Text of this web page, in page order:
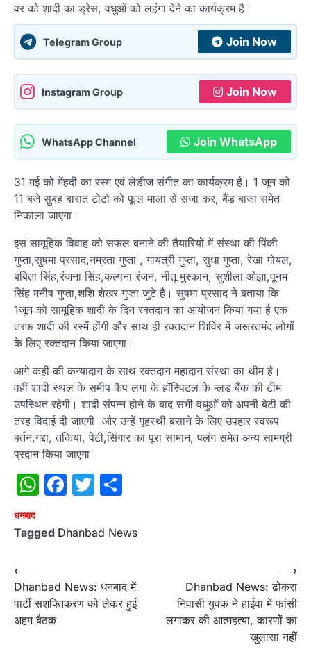
वर को शादी का ड्रेस, वधुओं को लहंगा देने का कार्यक्रम है।
Telegram Group Join Now
Instagram Group Join Now
WhatsApp Channel Join WhatsApp
31 मई को मेंहदी का रस्म एवं लेडीज संगीत का कार्यक्रम है। 1 जून को
11 बजे सुबह बारात टोटो को फूल माला से सजा कर, बैंड बाजा समेत
निकाला जाएगा।
इस सामूहिक विवाह को सफल बनाने की तैयारियों में संस्था की पिंकी
गुप्ता,सुषमा प्रसाद,नम्रता गुप्ता , गायत्री गुप्ता, सुधा गुप्ता, रेखा गोयल,
बबिता सिंह,रंजना सिंह,कल्पना रंजन, नीतू मुस्कान, सुशीला ओझा,पूनम
सिंह मनीष गुप्ता,शशि शेखर गुप्ता जुटे है। सुषमा प्रसाद ने बताया कि
1जून को सामूहिक शादी के दिन रक्तदान का आयोजन किया गया है एक
तरफ शादी की रस्में होंगी और साथ ही रक्तदान शिविर में जरूरतमंद लोगों
के लिए रक्तदान किया जाएगा।
आगे कही की कन्यादान के साथ रक्तदान महादान संस्था का थीम है।
वहीं शादी स्थल के समीप कैंप लगा के हॉस्पिटल के ब्लड बैंक की टीम
उपस्थित रहेगी। शादी संपन्न होने के बाद सभी वधुओं को अपनी बेटी की
तरह विदाई दी जाएगी।और उन्हें गृहस्थी बसाने के लिए उपहार स्वरूप
बर्तन,गद्दा, तकिया, पेटी,सिंगार का पूरा सामान, पलंग समेत अन्य सामग्री
प्रदान किया जाएगा।
WhatsApp
Facebook
Twitter
धनबाद
Tagged Dhanbad News
Post
navigation
⟵
Dhanbad News: धनबाद में
पार्टी सशक्तिकरण को लेकर हुई
अहम बैठक
Dhanbad News: ढोकरा
निवासी युवक ने हाईवा में फांसी
लगाकर की आत्महत्या, कारणों का
खुलासा नहीं
⟶